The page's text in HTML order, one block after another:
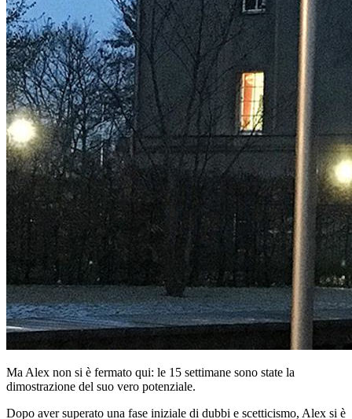
Ma Alex non si è fermato qui: le 15 settimane sono state la
dimostrazione del suo vero potenziale.
Dopo aver superato una fase iniziale di dubbi e scetticismo, Alex si è